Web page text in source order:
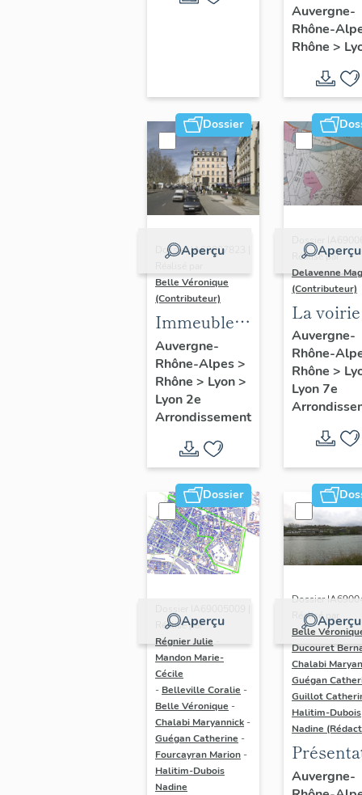
Auvergne-
Rhône-
Rhône >
Dossier
Aperçu
Dossier IA69007823 |
Belle Véronique
(Contributeur)
Immeubles
du secteur
des
Jacobins
Auvergne-
Rhône-Alpes>
Rhône > Lyon>
Lyon 2e
Arrondissement
Aperçu
Dossier
Réalisé par
Delavenne
(Contributeur)
La
secteur
d'étude
"Saint-
André"
(Lyon
Auvergne-
Rhône-
Rhône >
Lyon 7e
Dossier
Aperçu
Réalisé par
Régnier Julie
Mandon Marie-
Cécile
- Belleville Coralie -
Belle Véronique -
Chalabi Maryannick -
Guégan Catherine -
Fourcayran Marion -
Halitim-Dubois
Nadine
Aperçu
Dossier
Réalisé par
Belle
Ducouret
Chalabi
Guégan
Guillot
Halitim-Dubois
Nadine
du
Auvergne-